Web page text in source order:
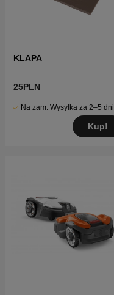
KLAPA
25PLN
Na zam. Wysyłka za 2–5 dni
Kup!